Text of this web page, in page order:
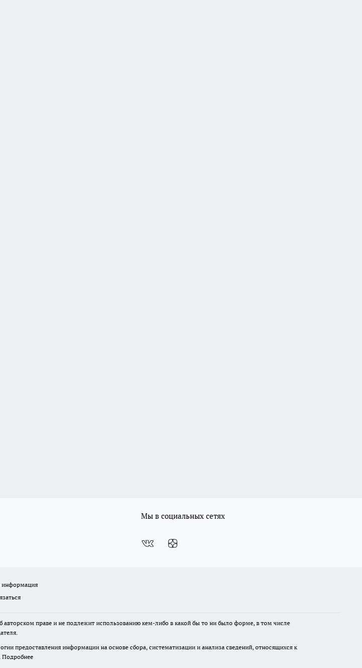
Мы в социальных сетях
информация
праве и не подлежит использованию кем-либо в какой бы то ни было форме, в том числе
предоставления информации на основе сбора, систематизации и анализа сведений, относящихся к
Подробнее